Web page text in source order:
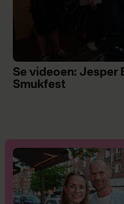
Se videoen: Jesper
Smukfest